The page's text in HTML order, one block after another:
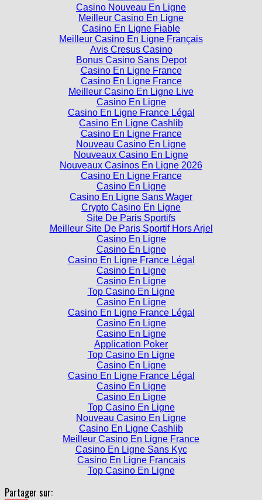
Casino Nouveau En Ligne
Meilleur Casino En Ligne
Casino En Ligne Fiable
Meilleur Casino En Ligne Français
Avis Cresus Casino
Bonus Casino Sans Depot
Casino En Ligne France
Casino En Ligne France
Meilleur Casino En Ligne Live
Casino En Ligne
Casino En Ligne France Légal
Casino En Ligne Cashlib
Casino En Ligne France
Nouveau Casino En Ligne
Nouveaux Casino En Ligne
Nouveaux Casinos En Ligne 2026
Casino En Ligne France
Casino En Ligne
Casino En Ligne Sans Wager
Crypto Casino En Ligne
Site De Paris Sportifs
Meilleur Site De Paris Sportif Hors Arjel
Casino En Ligne
Casino En Ligne
Casino En Ligne France Légal
Casino En Ligne
Casino En Ligne
Top Casino En Ligne
Casino En Ligne
Casino En Ligne France Légal
Casino En Ligne
Casino En Ligne
Application Poker
Top Casino En Ligne
Casino En Ligne
Casino En Ligne France Légal
Casino En Ligne
Casino En Ligne
Top Casino En Ligne
Nouveau Casino En Ligne
Casino En Ligne Cashlib
Meilleur Casino En Ligne France
Casino En Ligne Sans Kyc
Casino En Ligne Francais
Top Casino En Ligne
Partager sur: